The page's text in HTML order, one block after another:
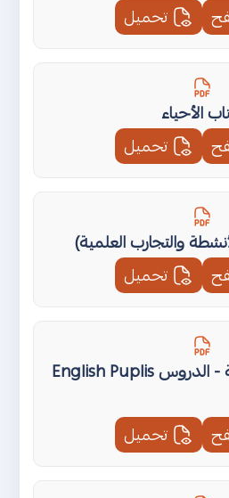
تحميل
الأحياء
تحميل
والتجارب العلمية)
تحميل
كتاب اللغة الإنجليزية - الدروس English Puplis
تحميل